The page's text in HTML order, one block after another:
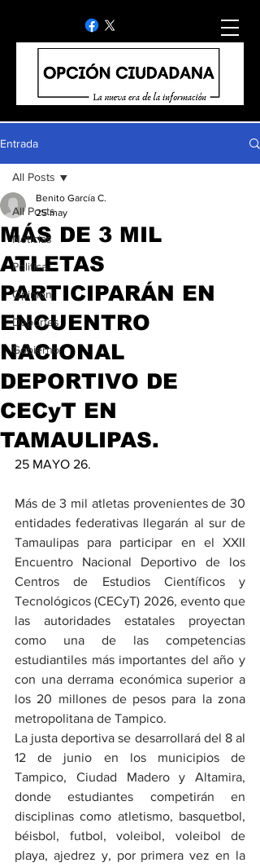
Entrada
All Posts
Noticias
Politica
Opinion
Deportes
Gobierno
All Posts
MÁS DE 3 MIL
ATLETAS
PARTICIPARÁN EN
ENCUENTRO
NACIONAL
DEPORTIVO DE
CECyT EN
TAMAULIPAS.
Benito García C.
25 may
25 MAYO 26.
Más de 3 mil atletas provenientes de 30
entidades federativas llegarán al sur de
Tamaulipas para participar en el XXII
Encuentro Nacional Deportivo de los
Centros de Estudios Científicos y
Tecnológicos (CECyT) 2026, evento que
las autoridades estatales proyectan
como una de las competencias
estudiantiles más importantes del año y
con una derrama económica superior a
los 20 millones de pesos para la zona
metropolitana de Tampico.
La justa deportiva se desarrollará del 8 al
12 de junio en los municipios de
Tampico, Ciudad Madero y Altamira,
donde estudiantes competirán en
disciplinas como atletismo, basquetbol,
béisbol, futbol, voleibol, voleibol de
playa, ajedrez y, por primera vez en la